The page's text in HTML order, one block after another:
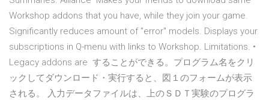
Workshop addons that you have, while they join your game.
Significantly reduces amount of "error" models. Displays your
subscriptions in Q-menu with links to Workshop. Limitations. •
Legacy addons are することができる。プログラム名をクリ
ックしてダウンロード・実行すると、図１のフォームが表示
される。 入力データファイルは、上のＳＤＴ実験のプログラ